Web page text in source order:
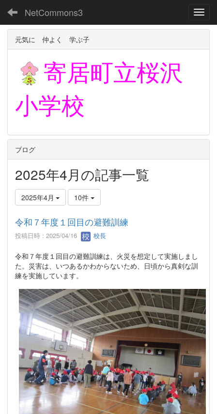
NetCommons3
元気に 仲よく 学ぶ子
寄居町立桜沢
小学校
ブログ
2025年4月の記事一覧
2025年4月 10件
令和７年度１回目の避難訓練
投稿日時 : 2025/04/16 校長
令和７年度１回目の避難訓練は、火災を想定して実施しまし
た。災害は、いつあるかわからないため、日頃から真剣な訓
練を実施しています。